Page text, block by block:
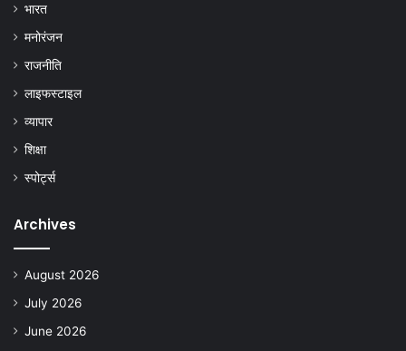
भारत
मनोरंजन
राजनीति
लाइफस्टाइल
व्यापार
शिक्षा
स्पोर्ट्स
Archives
August 2026
July 2026
June 2026